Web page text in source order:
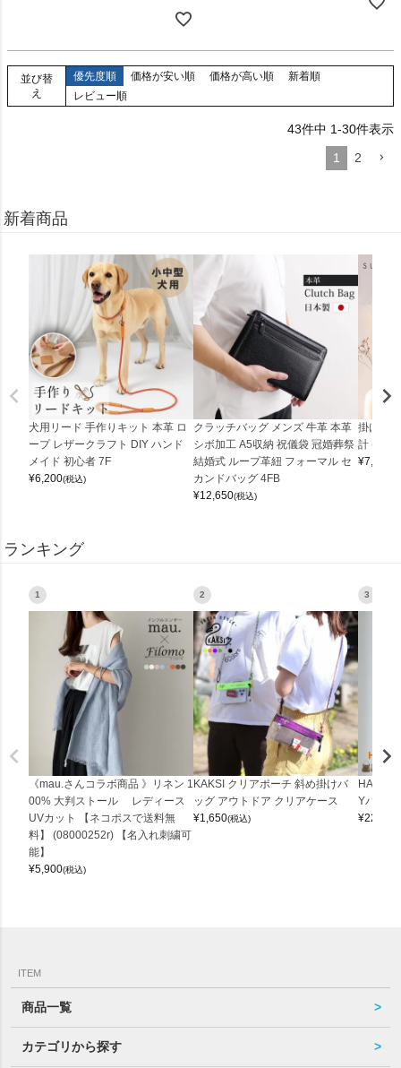
並び替
え
優先度順 価格が安い順 価格が高い順
新着順
レビュー順
43件中 1-30件表示
1
2
新着商品
犬用リード 手作りキット 本革 ロ
ープ レザークラフト DIY ハンド
メイド 初心者 7F
¥6,200(税込)
クラッチバッグ メンズ 牛革 本革
シボ加工 A5収納 祝儀袋 冠婚葬祭
結婚式 ループ革紐 フォーマル セ
カンドバッグ 4FB
¥12,650(税込)
掛け時
計
¥7,150
ランキング
1
《mau.さんコラボ商品 》リネン 1
00% 大判ストール レディース
UVカット 【ネコポスで送料無
料】 (08000252r) 【名入れ刺繍可
能】
¥5,900(税込)
2
KAKSI クリアポーチ 斜め掛けバ
ッグ アウトドア クリアケース
¥1,650(税込)
3
Yバッグ
¥22,000
ITEM
商品一覧
カテゴリから探す